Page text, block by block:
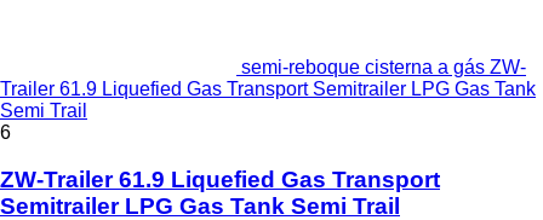
semi-reboque cisterna a gás ZW-
Trailer 61.9 Liquefied Gas Transport Semitrailer LPG Gas Tank
Semi Trail
6
ZW-Trailer 61.9 Liquefied Gas Transport
Semitrailer LPG Gas Tank Semi Trail